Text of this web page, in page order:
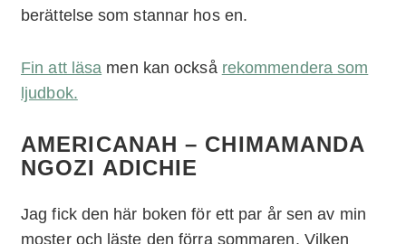
berättelse som stannar hos en.
Fin att läsa men kan också rekommendera som
ljudbok.
AMERICANAH – CHIMAMANDA
NGOZI ADICHIE
Jag fick den här boken för ett par år sen av min
moster och läste den förra sommaren. Vilken